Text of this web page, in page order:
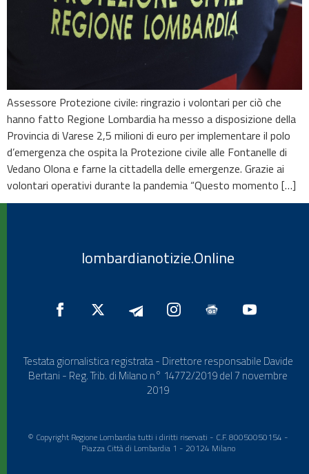
Assessore Protezione civile: ringrazio i volontari per ciò che
hanno fatto Regione Lombardia ha messo a disposizione della
Provincia di Varese 2,5 milioni di euro per implementare il polo
d’emergenza che ospita la Protezione civile alle Fontanelle di
Vedano Olona e farne la cittadella delle emergenze. Grazie ai
volontari operativi durante la pandemia “Questo momento […]
lombardianotizie.Online
Testata giornalistica registrata - Direttore responsabile Davide
Bertani - Reg. Trib. di Milano n° 14772/2019 del 7 novembre
2019
© Copyright Regione Lombardia tutti i diritti riservati - C.F. 80050050154 -
Piazza Città di Lombardia 1 - 20124 Milano